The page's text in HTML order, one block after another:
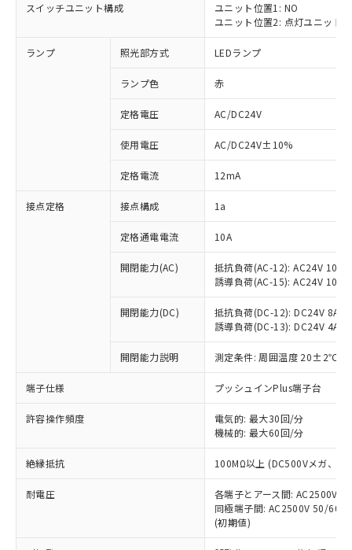
スイッチユニット構成
ユニット位置1: NO
ユニット位置2: 点灯ユニット
ランプ 照光部方式 LEDランプ
ランプ色 赤
定格電圧 AC/DC24V
使用電圧 AC/DC24V±10%
定格電流 12mA
接点定格 接点構成 1a
定格通電電流 10A
開閉能力(AC)
抵抗負荷(AC-12): AC24V 10A/
誘導負荷(AC-15): AC24V
開閉能力(DC)
抵抗負荷(DC-12): DC24V 8A/
誘導負荷(DC-13): DC24V 4A/
開閉能力説明 測定条件: 周囲温度 20±2℃、
端子仕様 プッシュインPlus端子台
許容操作頻度
電気的: 最大30回/分
機械的: 最大60回/分
絶縁抵抗 100MΩ以上 (DC500Vメガ、点
耐電圧
各端子とアース間: AC2500V
同極端子間: AC2500V 50/
(初期値)
ご利用条件
以下の条件をお読みいただき、同意のうえ
ご利用ください。
本サービスは、当社制御機器事業取扱
商品の当社在庫状況および標準価格
(税抜)を提供させていただくもので
当社制御機器事業取扱商品の中には、
本サービスの対象外となる商品もある
ことをご了承ください。
在庫状況および標準価格照会結果は、
記載している更新日時点での社内デー
タに基づき作成されるものであり、閲
覧された時点での実際の在庫および標
準価格とは異なる場合があることをご
※1 対応状況
対応済み：EU RoHS指令（10物質）の
非含有に対応した製品が提供可能な商品で
対応予定：EU RoHS指令（10物質）の非含
有に対応した製品に切り替える予定のある
対応予定なし：EU RoHS指令（10物質）の
非含有に非対応の商品で、対応品を出す予
定はありません。
調査・確認中：EU RoHS指令（10物質）の
非含有の対応状況を調査中または確認中の
非該当品：ライセンス料など無形物で、有
害物質有無と関係のない商品です。
仕入先様の事情により、非含有部品として
いたものが、含有品と判明した場合などや
むを得ず変更することがあります。
鉛(Pb) 1000ppm以下、 水銀(Hg) 1000ppm以下、 カド
六価クロム(Cr(Ⅵ)) 1000ppm以下、ポリ臭化ビフェニル
類(PBB) 1000ppm以下、ポリ臭化ジフェニルエーテル類
(PBDE) 1000ppm以下、フタル酸ビス(2-エチルヘキシ
※1 中国RoHS○×表
「○」：最大均質材料含有率が中国RoHSの
基準値以下であることを示します。
「×」：最大均質材料含有率が中国RoHSの
基準値を超えていることを示します。
「－」：未確認です。当社販売部門へお問
い合わせください。
*中国RoHS10物質の基準値 (GB/T26572)：
Pb(鉛) :1000ppm、 Hg(水銀) : 1000ppm、 Cd(カドミウ
Cr(Ⅵ)(六価クロム) : 1000ppm、 PBBs(ポリ臭化ビフェ
当社は、これら貴社製品のうち、外国
為替および外国貿易法に定める商品
（以下｢規制貨物等」という）を輸出
国政府の輸出許可(または役務取引許
可)を取得するなどの必要な手続きを